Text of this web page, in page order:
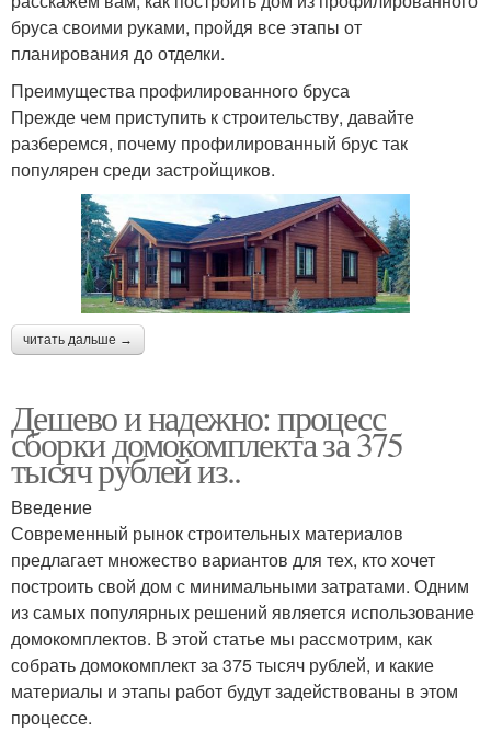
бруса своими руками, пройдя все этапы от
планирования до отделки.
Преимущества профилированного бруса
Прежде чем приступить к строительству, давайте
разберемся, почему профилированный брус так
популярен среди застройщиков.
читать дальше →
Дешево и надежно: процесс
сборки домокомплекта за 375
тысяч рублей из..
Введение
Современный рынок строительных материалов
предлагает множество вариантов для тех, кто хочет
построить свой дом с минимальными затратами. Одним
из самых популярных решений является использование
домокомплектов. В этой статье мы рассмотрим, как
собрать домокомплект за 375 тысяч рублей, и какие
материалы и этапы работ будут задействованы в этом
процессе.